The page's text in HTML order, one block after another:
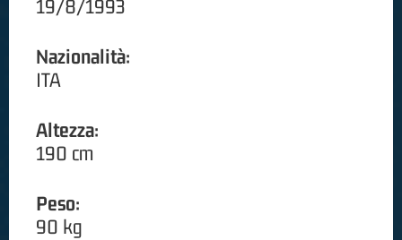
19/8/1993
Nazionalità:
ITA
Altezza:
190 cm
Peso:
90 kg